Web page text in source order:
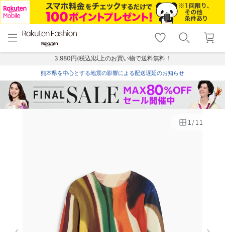
menu home
トップ
shopping_cart lock_outline
ログイン
3,980円(税込)以上のお買い物で送料無料！
熊本県を中心とする地震の影響による配送遅延のお知らせ
1/11